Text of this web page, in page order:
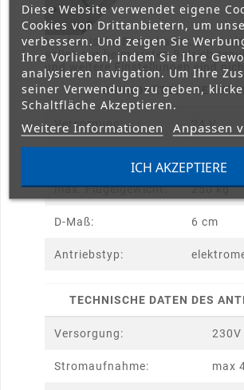
Mechanische Endschalter. Die
sollen nur beim ersten Betrieb
und weitere Einstellungen sind
GRUNDSÄTZLICHE
Versorgung: 24 V
max. Flügelgewicht: 250 kg
D-Maß: 6 cm
Antriebstyp:
TECHNISCHE DATEN DES
Versorgung:
Stromaufnahme: max
Diese Website verwendet eigene
Cookies von Drittanbietern, um
verbessern. Und zeigen Sie
Ihre Vorlieben, indem Sie Ihre
analysieren navigation. Um Ihre
seiner Verwendung zu geben,
Schaltfläche Akzeptieren.
Weitere Informationen Anpassen
ICH AKZEPTIERE